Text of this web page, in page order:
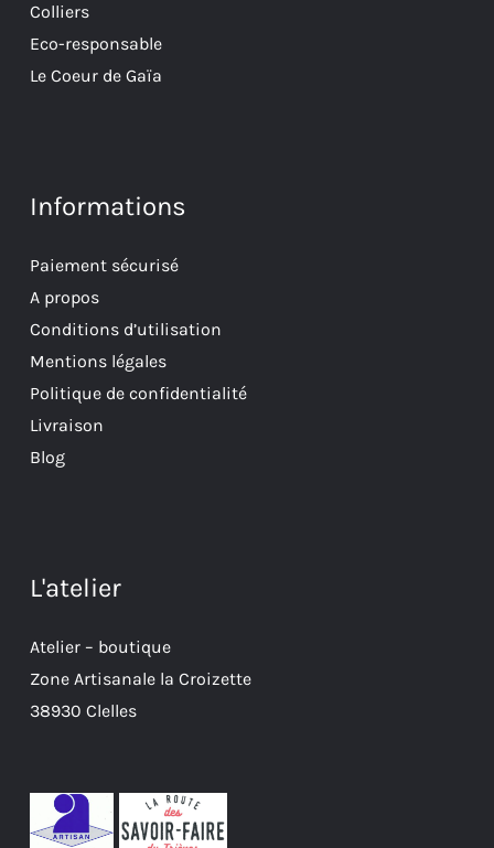
Colliers
Eco-responsable
Le Coeur de Gaïa
Informations
Paiement sécurisé
A propos
Conditions d’utilisation
Mentions légales
Politique de confidentialité
Livraison
Blog
L'atelier
Atelier – boutique
Zone Artisanale la Croizette
38930 Clelles